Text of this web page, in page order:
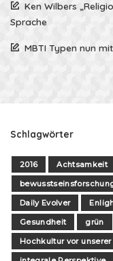
Ken Wilbers
Sprache
MBTI Typen nun
Schlagwörter
2016 Achtsamkeit
Daily Evolver
Gesundheit
grün
Hochkultur vor